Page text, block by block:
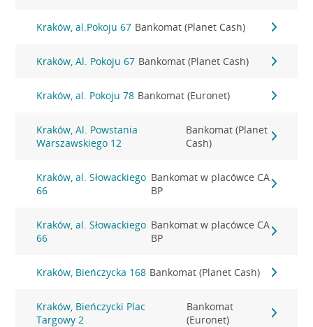
Kraków, al.Pokoju 67 Bankomat (Planet Cash)
Kraków, Al. Pokoju 67 Bankomat (Planet Cash)
Kraków, al. Pokoju 78 Bankomat (Euronet)
Kraków, Al. Powstania
Warszawskiego 12
Bankomat (Planet
Cash)
Kraków, al. Słowackiego
66
Bankomat w placówce CA
BP
Kraków, al. Słowackiego
66
Bankomat w placówce CA
BP
Kraków, Bieńczycka 168 Bankomat (Planet Cash)
Kraków, Bieńczycki Plac
Targowy 2
Bankomat
(Euronet)